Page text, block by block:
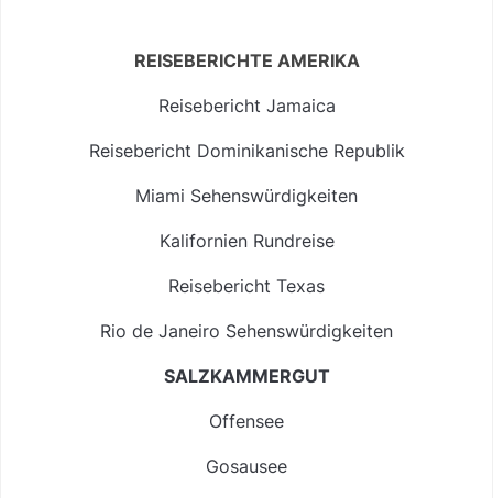
REISEBERICHTE AMERIKA
Reisebericht Jamaica
Reisebericht Dominikanische Republik
Miami Sehenswürdigkeiten
Kalifornien Rundreise
Reisebericht Texas
Rio de Janeiro Sehenswürdigkeiten
SALZKAMMERGUT
Offensee
Gosausee